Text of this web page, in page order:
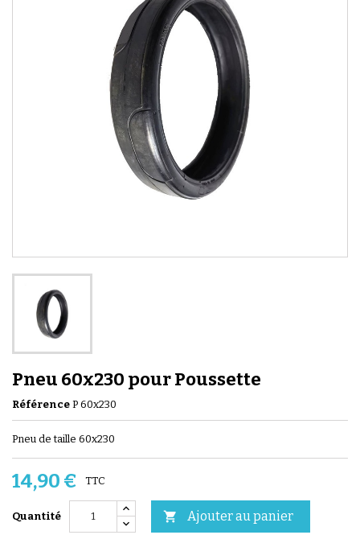
Pneu 60x230 pour Poussette
Référence P 60x230
Pneu de taille 60x230
14,90 € TTC
Quantité  Ajouter au panier